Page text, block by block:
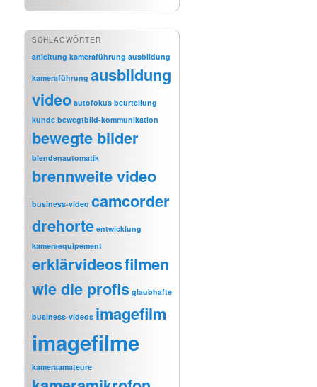
SCHLAGWÖRTER
anleitung kameraführung ausbildung
kameraführung ausbildung
video autofokus beurteilung
kunde bewegtbild-kommunikation
bewegte bilder
blendenautomatik
brennweite video
business-video camcorder
drehorte entwicklung
kameraequipement
erklärvideosfilmen
wie die profis glaubhafte
business-videos imagefilm
imagefilme
kameraamateure